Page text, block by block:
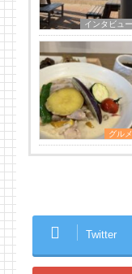
インタビュー
グルメ
Twitter